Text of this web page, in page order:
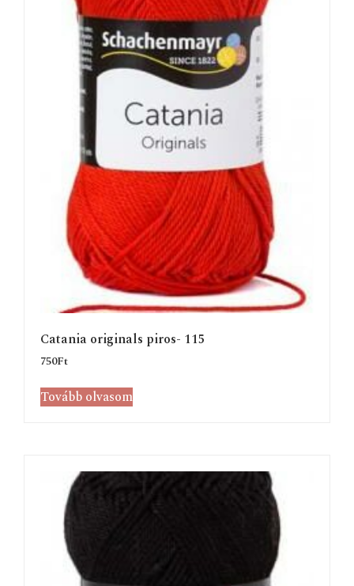
Catania originals piros- 115
750Ft
Tovább olvasom